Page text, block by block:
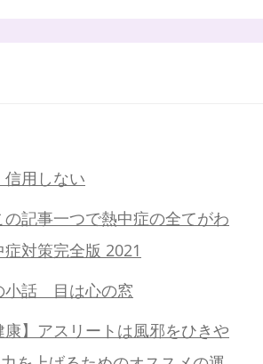
信用しない
の記事一つで熱中症の全てがわ
対策完全版 2021
小話 目は心の窓
康】アスリートは風邪をひきや